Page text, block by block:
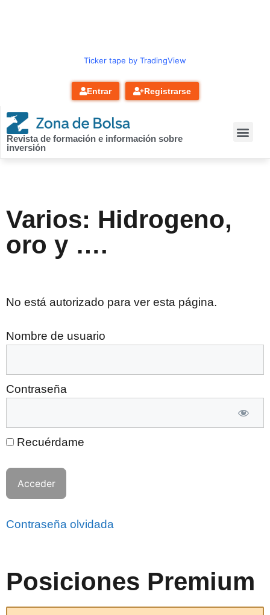
Ticker tape by TradingView
Entrar Registrarse
Revista de formación e información sobre
inversión
Varios: Hidrogeno,
oro y ….
No está autorizado para ver esta página.
Nombre de usuario
Contraseña
Recuérdame
Contraseña olvidada
Posiciones Premium